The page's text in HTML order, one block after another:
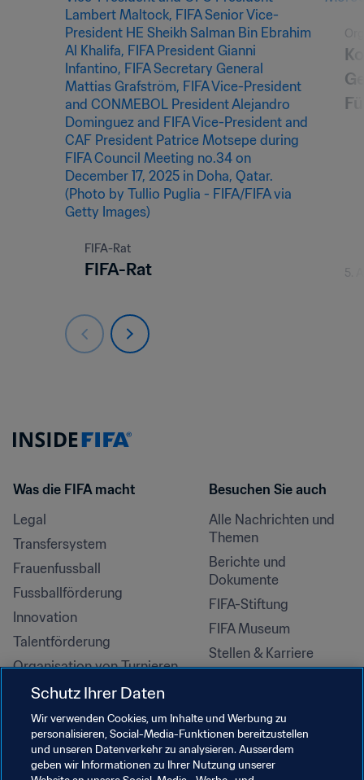
FIFA-Rat
FIFA-Rat 5.
Was die FIFA macht
Legal
Transfersystem
Frauenfussball
Fussballförderung
Innovation
Talentförderung
Organisation von Turnieren
Nachhaltigkeit
Menschenrechte und
Antidiskriminierung
Gesundheit und Medizin
Besuchen Sie auch
Alle Nachrichten und
Themen
Berichte und
Dokumente
FIFA-Stiftung
FIFA Museum
Stellen & Karriere
Schutz Ihrer Daten
Wir verwenden Cookies, um Inhalte und Werbung zu
personalisieren, Social-Media-Funktionen bereitzustellen
und unseren Datenverkehr zu analysieren. Ausserdem
geben wir Informationen zu Ihrer Nutzung unserer